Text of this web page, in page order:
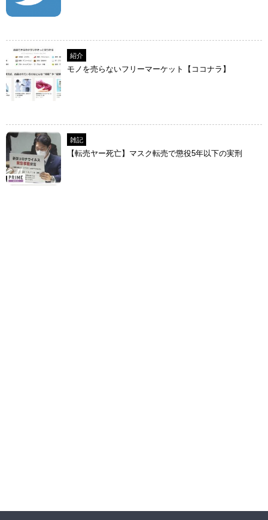
紹介
モノを売らないフリーマーケット【ココナラ】
雑記
【転売ヤー死亡】マスク転売で懲役5年以下の実刑